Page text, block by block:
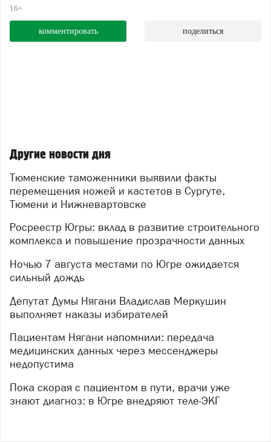
16+
комментировать поделиться
Другие новости дня
Тюменские таможенники выявили факты
перемещения ножей и кастетов в Сургуте,
Тюмени и Нижневартовске
Росреестр Югры: вклад в развитие строительного
комплекса и повышение прозрачности данных
Ночью 7 августа местами по Югре ожидается
сильный дождь
Депутат Думы Нягани Владислав Меркушин
выполняет наказы избирателей
Пациентам Нягани напомнили: передача
медицинских данных через мессенджеры
недопустима
Пока скорая с пациентом в пути, врачи уже
знают диагноз: в Югре внедряют теле-ЭКГ